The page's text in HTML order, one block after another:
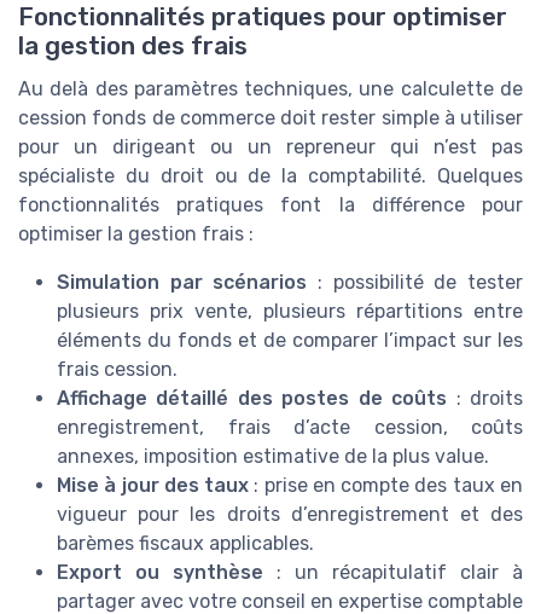
Fonctionnalités pratiques pour optimiser
la gestion des frais
Au delà des paramètres techniques, une calculette de
cession fonds de commerce doit rester simple à utiliser
pour un dirigeant ou un repreneur qui n’est pas
spécialiste du droit ou de la comptabilité. Quelques
fonctionnalités pratiques font la différence pour
optimiser la gestion frais :
Simulation par scénarios : possibilité de tester
plusieurs prix vente, plusieurs répartitions entre
éléments du fonds et de comparer l’impact sur les
frais cession.
Affichage détaillé des postes de coûts : droits
enregistrement, frais d’acte cession, coûts
annexes, imposition estimative de la plus value.
Mise à jour des taux : prise en compte des taux en
vigueur pour les droits d’enregistrement et des
barèmes fiscaux applicables.
Export ou synthèse : un récapitulatif clair à
partager avec votre conseil en expertise comptable